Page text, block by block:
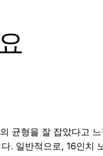
균형을 잘 잡았다고
. 일반적으로, 16인치